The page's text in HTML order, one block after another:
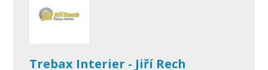
Trebax Interier - Jiří Rech